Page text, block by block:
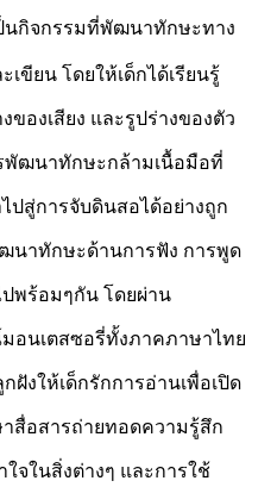
นกิจกรรมที่พัฒนาทักษะทาง
ขียน โดยให้เด็กได้เรียนรู้
ของเสียง และรูปร่างของตัว
พัฒนาทักษะกล้ามเนื้อมือที่
ปสู่การจับดินสอได้อย่างถูก
นาทักษะด้านการฟัง การพูด
ปพร้อมๆกัน โดยผ่าน
อนเตสซอรี่ทั้งภาคภาษาไทย
ฝังให้เด็กรักการอ่านเพื่อเปิด
สื่อสารถ่ายทอดความรู้สึก
จในสิ่งต่างๆ และการใช้